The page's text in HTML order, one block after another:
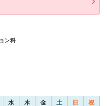
ン科
水 木 金 土 日 祝